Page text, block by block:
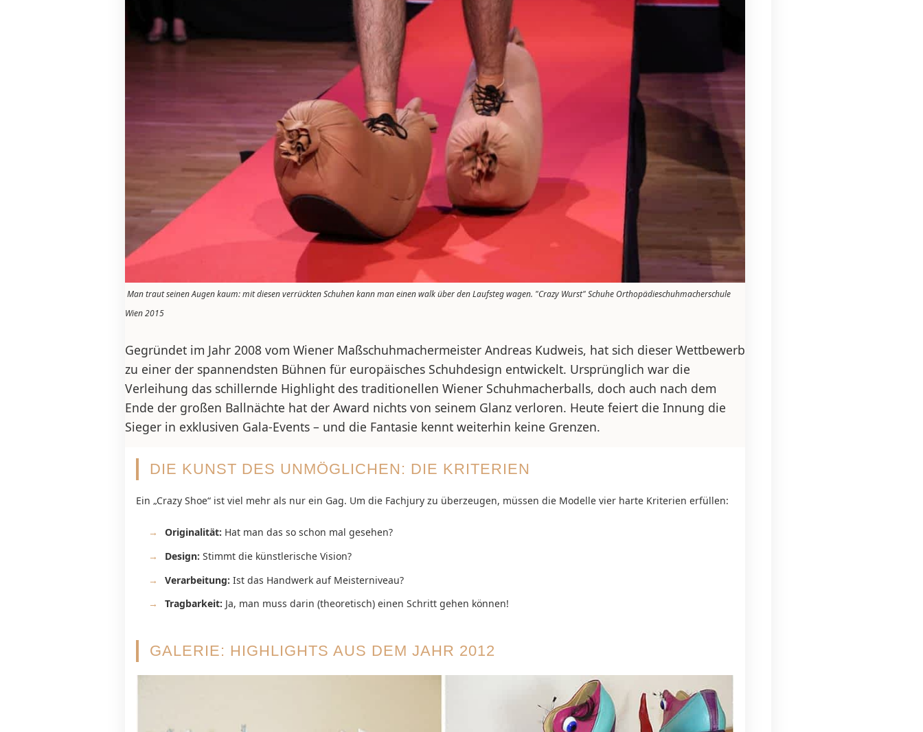
Man traut seinen Augen kaum: mit diesen verrückten Schuhen kann man einen walk über den Laufsteg wagen. "Crazy Wurst" Schuhe Orthopädieschuhmacherschule
Wien 2015
Gegründet im Jahr 2008 vom Wiener Maßschuhmachermeister Andreas Kudweis, hat sich dieser Wettbewerb
zu einer der spannendsten Bühnen für europäisches Schuhdesign entwickelt. Ursprünglich war die
Verleihung das schillernde Highlight des traditionellen Wiener Schuhmacherballs, doch auch nach dem
Ende der großen Ballnächte hat der Award nichts von seinem Glanz verloren. Heute feiert die Innung die
Sieger in exklusiven Gala-Events – und die Fantasie kennt weiterhin keine Grenzen.
DIE KUNST DES UNMÖGLICHEN: DIE KRITERIEN
Ein „Crazy Shoe“ ist viel mehr als nur ein Gag. Um die Fachjury zu überzeugen, müssen die Modelle vier harte Kriterien erfüllen:
Originalität: Hat man das so schon mal gesehen?
Design: Stimmt die künstlerische Vision?
Verarbeitung: Ist das Handwerk auf Meisterniveau?
Tragbarkeit: Ja, man muss darin (theoretisch) einen Schritt gehen können!
GALERIE: HIGHLIGHTS AUS DEM JAHR 2012